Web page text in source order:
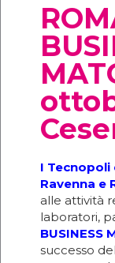
I Tecnopoli
Ravenna e
alle attività
laboratori,
BUSINESS
successo